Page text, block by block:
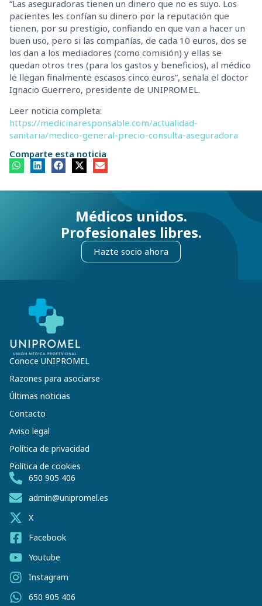
“Las aseguradoras tienen un dinero que no es suyo. Los
pacientes les confían su dinero por la reputación que
tienen, por su prestigio, confiando en que van a hacer un
buen uso, pero si las compañías, de cada 10 euros, dos se
los dan a los mediadores (como comisión) y ellas se
quedan otros tres (para los gastos y beneficios), al médico
le llegan finalmente escasos cinco euros”, señala el doctor
Ignacio Guerrero, presidente de UNIPROMEL.
Leer noticia completa:
https://medicinaresponsable.com/actualidad-
sanitaria/medico-general-precio-consulta-aseguradora
Comparte esta noticia
Médicos unidos.
Profesionales libres.
Hazte socio ahora
Conoce UNIPROMEL
Razones para asociarse
Últimas noticias
Contacto
Aviso legal
Política de privacidad
Política de cookies
650 905 406
admin@unipromel.es
X
Facebook
Youtube
Instagram
650 905 406